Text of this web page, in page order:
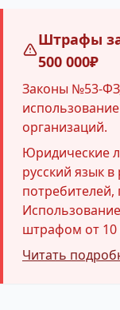
Штрафы
500 000₽
Законы №53-
организаций.
Юридические
русский язык
штрафом от 10
Читать